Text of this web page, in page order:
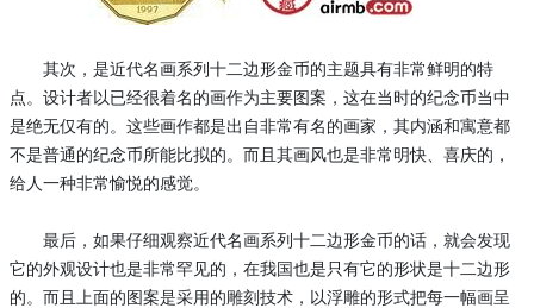
其次，是近代名画系列十二边形金币的主题具有非常鲜明的特
点。设计者以已经很着名的画作为主要图案，这在当时的纪念币当中
是绝无仅有的。这些画作都是出自非常有名的画家，其内涵和寓意都
不是普通的纪念币所能比拟的。而且其画风也是非常明快、喜庆的，
给人一种非常愉悦的感觉。
最后，如果仔细观察近代名画系列十二边形金币的话，就会发现
它的外观设计也是非常罕见的，在我国也是只有它的形状是十二边形
的。而且上面的图案是采用的雕刻技术，以浮雕的形式把每一幅画呈